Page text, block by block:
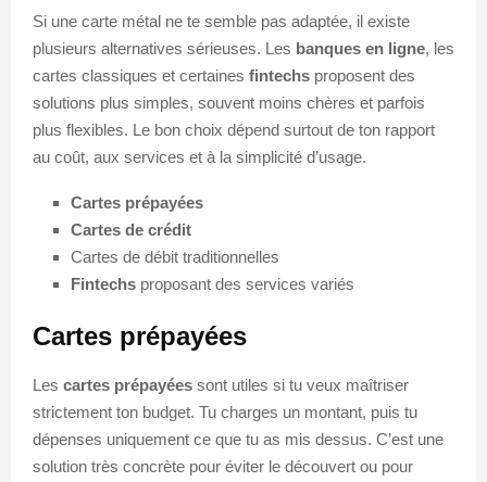
Si une carte métal ne te semble pas adaptée, il existe
plusieurs alternatives sérieuses. Les banques en ligne, les
cartes classiques et certaines fintechs proposent des
solutions plus simples, souvent moins chères et parfois
plus flexibles. Le bon choix dépend surtout de ton rapport
au coût, aux services et à la simplicité d’usage.
Cartes prépayées
Cartes de crédit
Cartes de débit traditionnelles
Fintechs proposant des services variés
Cartes prépayées
Les cartes prépayées sont utiles si tu veux maîtriser
strictement ton budget. Tu charges un montant, puis tu
dépenses uniquement ce que tu as mis dessus. C’est une
solution très concrète pour éviter le découvert ou pour